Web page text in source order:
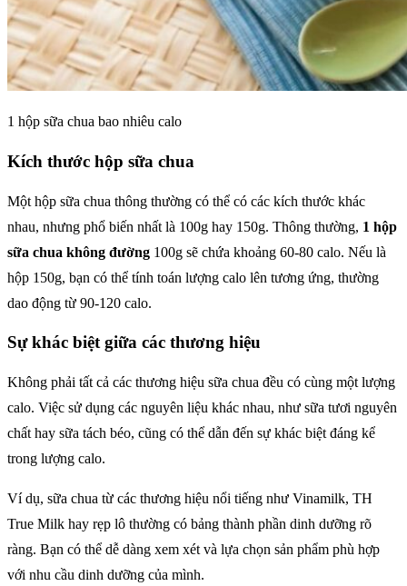
1 hộp sữa chua bao nhiêu calo
Kích thước hộp sữa chua
Một hộp sữa chua thông thường có thể có các kích thước khác
nhau, nhưng phổ biến nhất là 100g hay 150g. Thông thường, 1 hộp
sữa chua không đường 100g sẽ chứa khoảng 60-80 calo. Nếu là
hộp 150g, bạn có thể tính toán lượng calo lên tương ứng, thường
dao động từ 90-120 calo.
Sự khác biệt giữa các thương hiệu
Không phải tất cả các thương hiệu sữa chua đều có cùng một lượng
calo. Việc sử dụng các nguyên liệu khác nhau, như sữa tươi nguyên
chất hay sữa tách béo, cũng có thể dẫn đến sự khác biệt đáng kể
trong lượng calo.
Ví dụ, sữa chua từ các thương hiệu nổi tiếng như Vinamilk, TH
True Milk hay rẹp lô thường có bảng thành phần dinh dưỡng rõ
ràng. Bạn có thể dễ dàng xem xét và lựa chọn sản phẩm phù hợp
với nhu cầu dinh dưỡng của mình.